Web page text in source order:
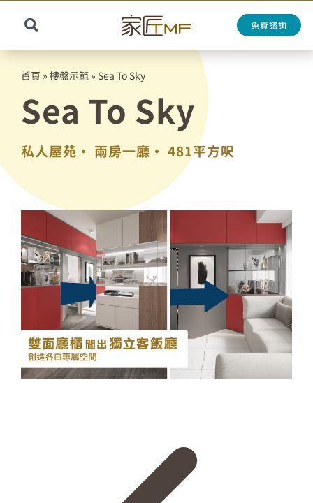
content
Toggle
Navigation
Search
for:
免費諮詢
首頁 »樓盤示範 » Sea To Sky
Sea To Sky
私人屋苑• 兩房一廳• 481平方呎